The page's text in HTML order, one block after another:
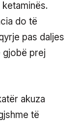
do të
pas daljes
gjobë prej
akuza
të